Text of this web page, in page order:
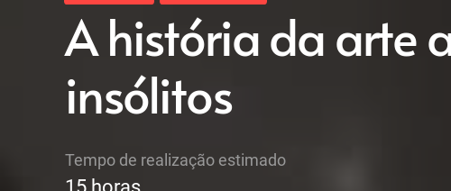
A história da arte
insólitos
Tempo de realização estimado